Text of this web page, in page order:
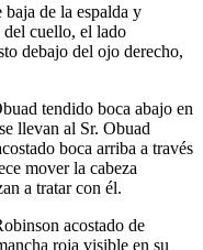
de la espalda y
del cuello, el lado
debajo del ojo derecho,
tendido boca abajo en
llevan al Sr. Obuad
boca arriba a través
mover la cabeza
a tratar con él.
acostado de
roja visible en su